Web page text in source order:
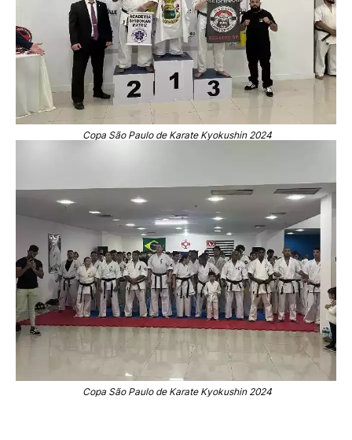
Copa São Paulo de Karate Kyokushin 2024
Copa São Paulo de Karate Kyokushin 2024